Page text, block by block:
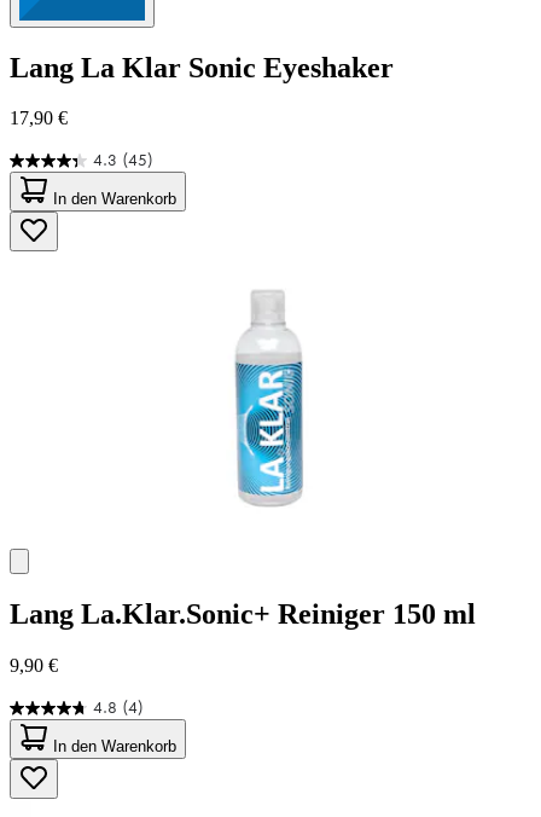
Lang La Klar Sonic Eyeshaker
17,90 €
4.3 (45)
4.3
von
5
Sternen.
45
In den Warenkorb
Lang La.Klar.Sonic+ Reiniger 150 ml
9,90 €
4.8 (4)
4.8
von
5
Sternen.
4
In den Warenkorb